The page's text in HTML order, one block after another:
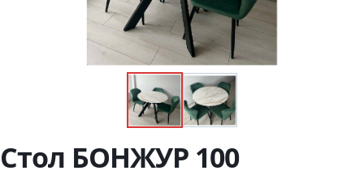
Стол БОНЖУР 100